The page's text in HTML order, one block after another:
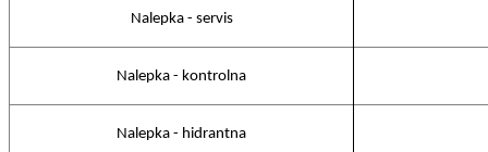
Nalepka - servis
Nalepka - kontrolna
Nalepka - hidrantna